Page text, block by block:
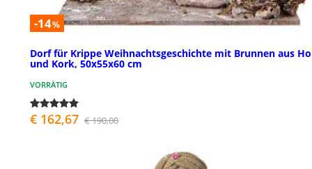
-14%
Dorf für Krippe Weihnachtsgeschichte mit Brunnen aus
und Kork, 50x55x60 cm
VORRÄTIG
€ 162,67 € 190,00